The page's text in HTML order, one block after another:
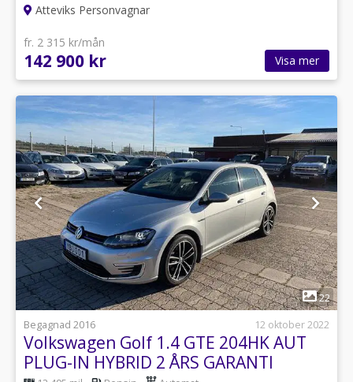
Atteviks Personvagnar
fr. 2 315 kr/mån
142 900 kr Visa mer
1
22
Begagnad 2016
12 oktober 2022
Volkswagen Golf 1.4 GTE 204HK AUT
PLUG-IN HYBRID 2 ÅRS GARANTI